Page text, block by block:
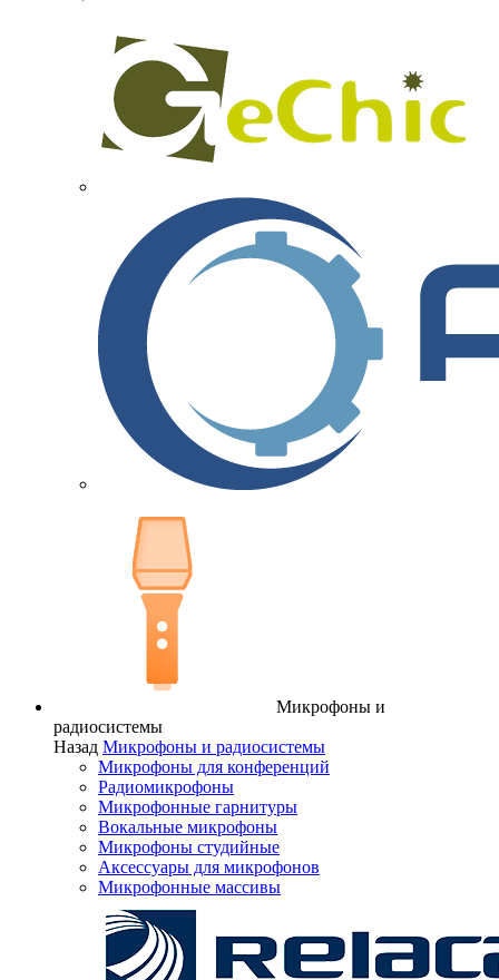
Микрофоны и
радиосистемы
Назад Микрофоны и радиосистемы
Микрофоны для конференций
Радиомикрофоны
Микрофонные гарнитуры
Вокальные микрофоны
Микрофоны студийные
Аксессуары для микрофонов
Микрофонные массивы